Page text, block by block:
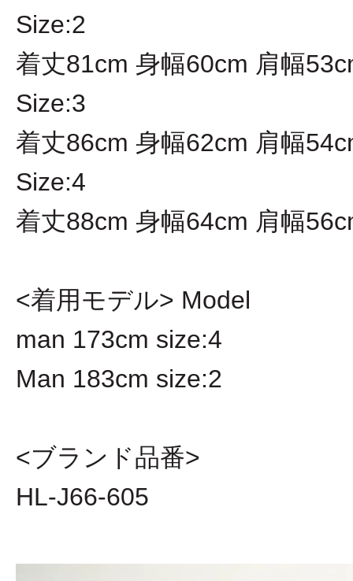
Size:2
着丈81cm 身幅60cm 肩幅
Size:3
着丈86cm 身幅62cm 肩幅
Size:4
着丈88cm 身幅64cm 肩幅
<着用モデル> Model
man 173cm size:4
Man 183cm size:2
<ブランド品番>
HL-J66-605